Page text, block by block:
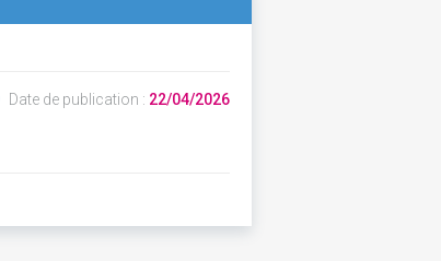
Date de publication : 22/04/2026